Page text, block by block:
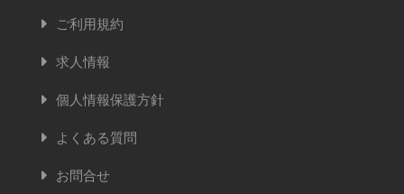
ご利用規約
求人情報
個人情報保護方針
よくある質問
お問合せ